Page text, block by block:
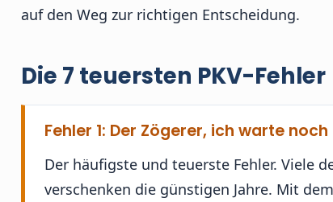
auf den Weg zur richtigen Entscheidung.
Die 7 teuersten PKV-Fehler
Fehler 1: Der Zögerer, ich warte noch
Der häufigste und teuerste Fehler. Viele
verschenken die günstigen Jahre. Mit